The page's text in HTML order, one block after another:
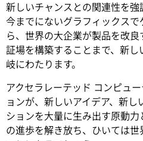
新しいチャンスとの関連性を強
今までにないグラフィックス
ら、世界の大企業が製品を改
証場を構築することまで、新
岐にわたります。
アクセラレーテッド コンピュ
ョンが、新しいアイデア、新
ションを大量に生み出す原動力
の進歩を解き放ち、ひいては